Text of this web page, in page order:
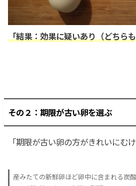
「結果：効果に疑いあり（どちら
その２：期限が古い卵を選ぶ
「期限が古い卵の方がきれいにむ
産みたての新鮮卵ほど卵中に含まれる炭